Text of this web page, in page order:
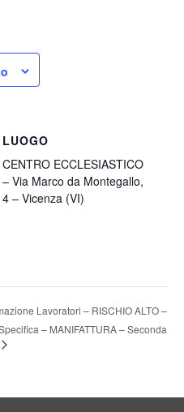
LUOGO
CENTRO ECCLESIASTICO
– Via Marco da Montegallo,
4 – Vicenza (VI)
Lavoratori – RISCHIO ALTO –
– MANIFATTURA – Seconda